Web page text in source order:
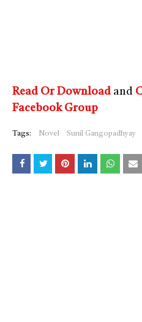
Read Or Download and
Facebook Group
Tags: Novel Sunil Gangopadhyay